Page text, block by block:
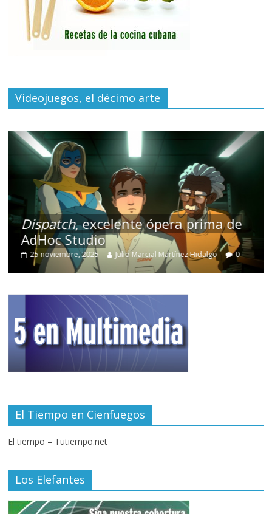
Videojuegos, el décimo arte
Dispatch, excelente ópera prima de
AdHoc Studio
25 noviembre, 2025 Julio Marcial Martínez Hidalgo 0
El Tiempo en Cienfuegos
El tiempo – Tutiempo.net
Los Elefantes